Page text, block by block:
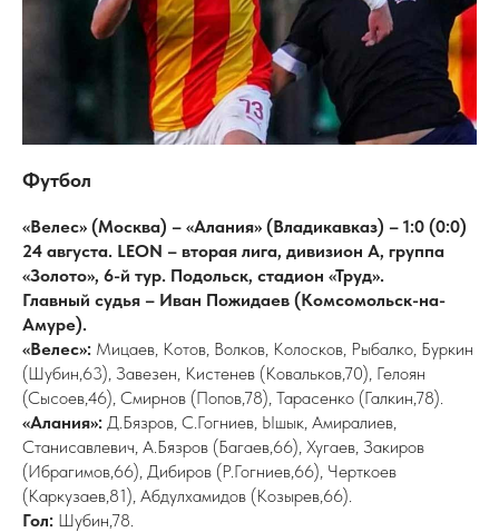
Футбол
«Велес» (Москва) – «Алания» (Владикавказ) – 1:0 (0:0)
24 августа. LEON – вторая лига, дивизион А, группа
«Золото», 6-й тур. Подольск, стадион «Труд».
Главный судья – Иван Пожидаев (Комсомольск-на-
Амуре).
«Велес»: Мицаев, Котов, Волков, Колосков, Рыбалко, Буркин
(Шубин,63), Завезен, Кистенев (Ковальков,70), Гелоян
(Сысоев,46), Смирнов (Попов,78), Тарасенко (Галкин,78).
«Алания»: Д.Бязров, С.Гогниев, Ышык, Амиралиев,
Станисавлевич, А.Бязров (Багаев,66), Хугаев, Закиров
(Ибрагимов,66), Дибиров (Р.Гогниев,66), Черткоев
(Каркузаев,81), Абдулхамидов (Козырев,66).
Гол: Шубин,78.